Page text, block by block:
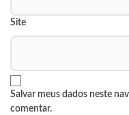
Site
Salvar meus dados neste
comentar.